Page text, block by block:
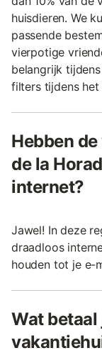
huisdieren. We
passende
vierpotige
belangrijk
filters tijdens het
Hebben
de la
internet?
Jawel! In deze
draadloos
houden tot je e-
Wat